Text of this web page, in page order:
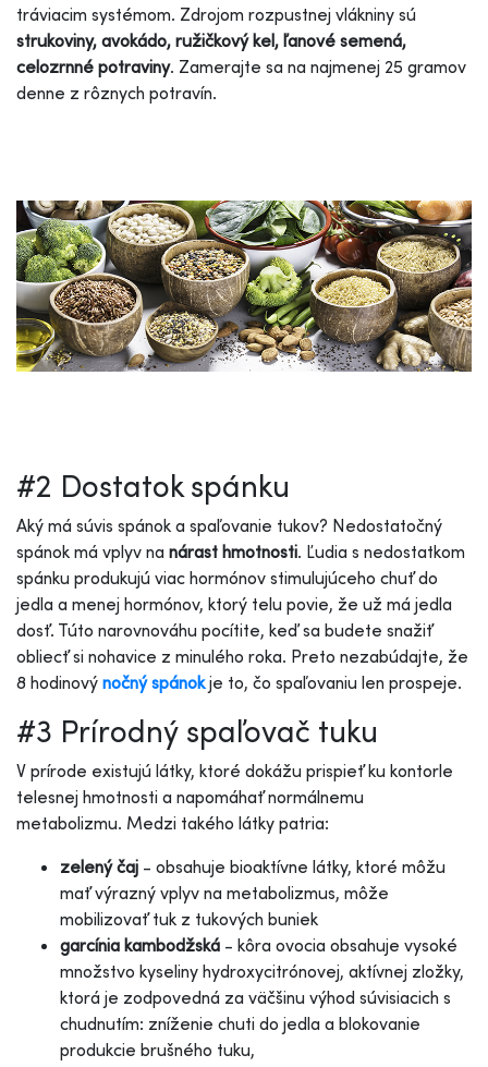
tráviacim systémom. Zdrojom rozpustnej vlákniny sú
strukoviny, avokádo, ružičkový kel, ľanové semená,
celozrnné potraviny. Zamerajte sa na najmenej 25 gramov
denne z rôznych potravín.
#2 Dostatok spánku
Aký má súvis spánok a spaľovanie tukov? Nedostatočný
spánok má vplyv na nárast hmotnosti. Ľudia s nedostatkom
spánku produkujú viac hormónov stimulujúceho chuť do
jedla a menej hormónov, ktorý telu povie, že už má jedla
dosť. Túto narovnováhu pocítite, keď sa budete snažiť
obliecť si nohavice z minulého roka. Preto nezabúdajte, že
8 hodinový nočný spánokje to, čo spaľovaniu len prospeje.
#3 Prírodný spaľovač tuku
V prírode existujú látky, ktoré dokážu prispieť ku kontorle
telesnej hmotnosti a napomáhať normálnemu
metabolizmu. Medzi takého látky patria:
zelený čaj - obsahuje bioaktívne látky, ktoré môžu
mať výrazný vplyv na metabolizmus, môže
mobilizovať tuk z tukových buniek
garcínia kambodžská - kôra ovocia obsahuje vysoké
množstvo kyseliny hydroxycitrónovej, aktívnej zložky,
ktorá je zodpovedná za väčšinu výhod súvisiacich s
chudnutím: zníženie chuti do jedla a blokovanie
produkcie brušného tuku,